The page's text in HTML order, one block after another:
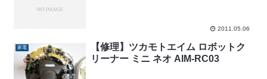
2011.05.06
家電
【修理】ツカモトエイム ロボットク
リーナー ミニ ネオ AIM-RC03